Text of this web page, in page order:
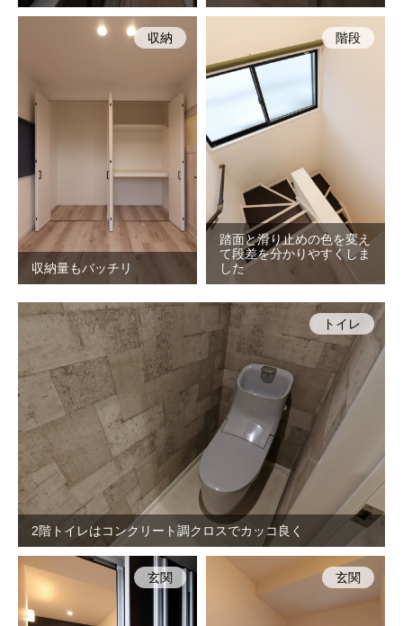
収納量もバッチリ
収納
踏面と滑り止めの色を変え
て段差を分かりやすくしま
した
階段
2階トイレはコンクリート調クロスでカッコ良く
トイレ
玄関 玄関